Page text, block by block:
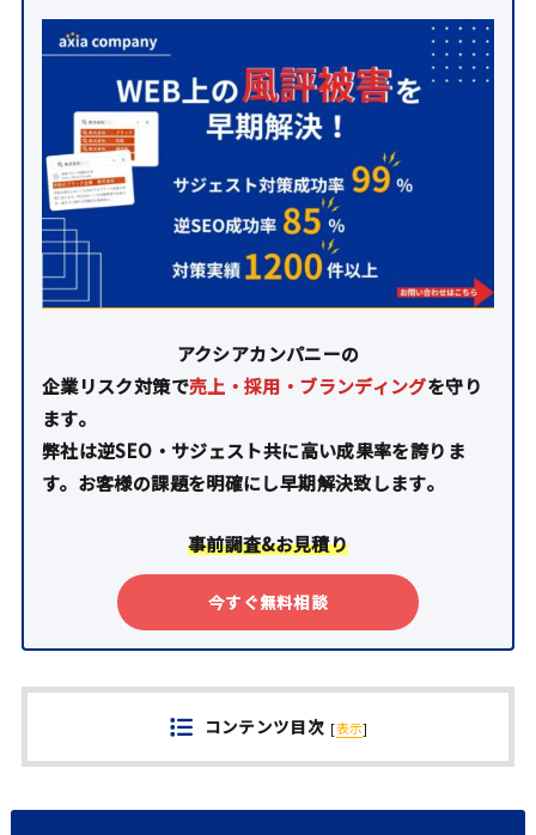
アクシアカンパニーの
企業リスク対策で売上・採用・ブランディングを守り
ます。
弊社は逆SEO・サジェスト共に高い成果率を誇りま
す。お客様の課題を明確にし早期解決致します。
事前調査&お見積り
今すぐ無料相談
コンテンツ目次 [表示]